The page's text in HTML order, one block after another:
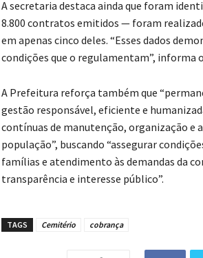
A secretaria destaca ainda que foram
8.800 contratos emitidos — foram
em apenas cinco deles. “Esses dados
condições que o regulamentam”, informa
A Prefeitura reforça também que
gestão responsável, eficiente e
contínuas de manutenção, organização e
população”, buscando “assegurar
famílias e atendimento às demandas da
transparência e interesse público”.
TAGS Cemitério cobrança